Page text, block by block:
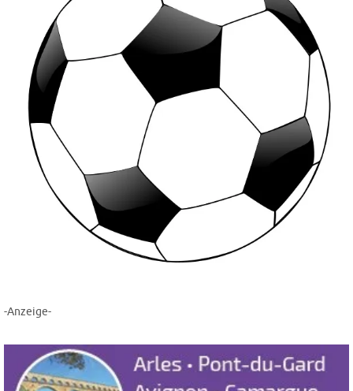
-Anzeige-